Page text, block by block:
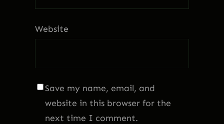
Website
Save my name, email, and
website in this browser for the
next time I comment.